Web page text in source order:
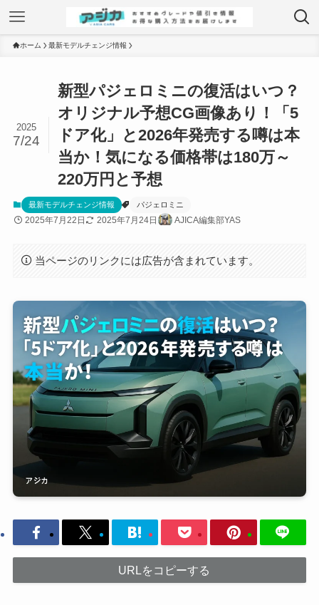
ホーム 最新モデルチェンジ情報
新型パジェロミニの復活はいつ？
オリジナル予想CG画像あり！「5
ドア化」と2026年発売する噂は本
当か！気になる価格帯は180万～
220万円と予想
2025
7/24
最新モデルチェンジ情報 パジェロミニ
2025年7月22日 2025年7月24日 AJICA編集部YAS
当ページのリンクには広告が含まれています。
URLをコピーする